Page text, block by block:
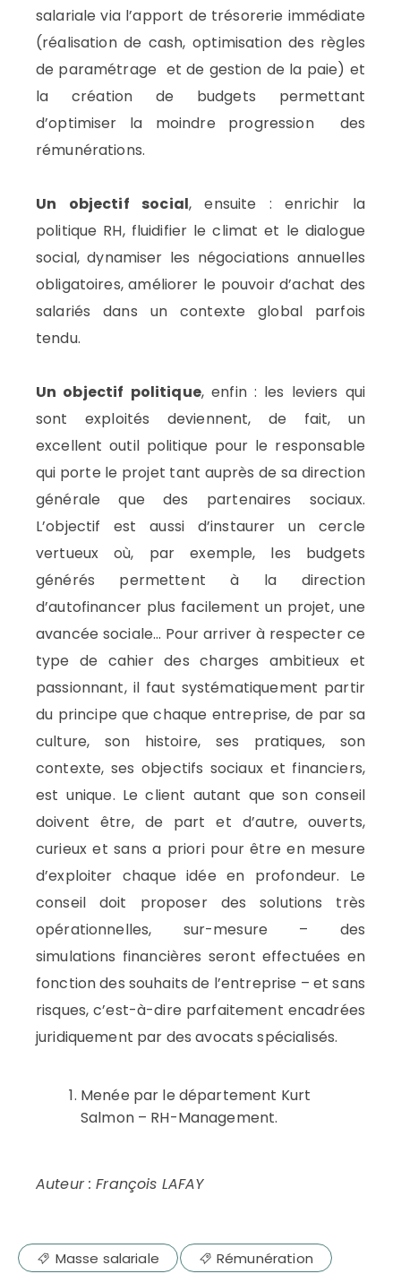
salariale via l’apport de trésorerie immédiate
(réalisation de cash, optimisation des règles
de paramétrage et de gestion de la paie) et
la création de budgets permettant
d’optimiser la moindre progression des
rémunérations.
Un objectif social, ensuite : enrichir la
politique RH, fluidifier le climat et le dialogue
social, dynamiser les négociations annuelles
obligatoires, améliorer le pouvoir d’achat des
salariés dans un contexte global parfois
tendu.
Un objectif politique, enfin : les leviers qui
sont exploités deviennent, de fait, un
excellent outil politique pour le responsable
qui porte le projet tant auprès de sa direction
générale que des partenaires sociaux.
L’objectif est aussi d’instaurer un cercle
vertueux où, par exemple, les budgets
générés permettent à la direction
d’autofinancer plus facilement un projet, une
avancée sociale… Pour arriver à respecter ce
type de cahier des charges ambitieux et
passionnant, il faut systématiquement partir
du principe que chaque entreprise, de par sa
culture, son histoire, ses pratiques, son
contexte, ses objectifs sociaux et financiers,
est unique. Le client autant que son conseil
doivent être, de part et d’autre, ouverts,
curieux et sans a priori pour être en mesure
d’exploiter chaque idée en profondeur. Le
conseil doit proposer des solutions très
opérationnelles, sur-mesure – des
simulations financières seront effectuées en
fonction des souhaits de l’entreprise – et sans
risques, c’est-à-dire parfaitement encadrées
juridiquement par des avocats spécialisés.
Menée par le département Kurt
Salmon – RH-Management.
Auteur : François LAFAY
Masse salariale Rémunération